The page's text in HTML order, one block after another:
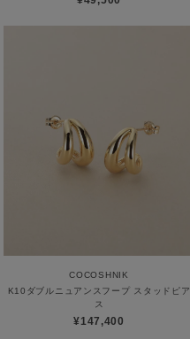
COCOSHNIK
K10ダブルニュアンスフープ スタッドピア
ス
¥147,400